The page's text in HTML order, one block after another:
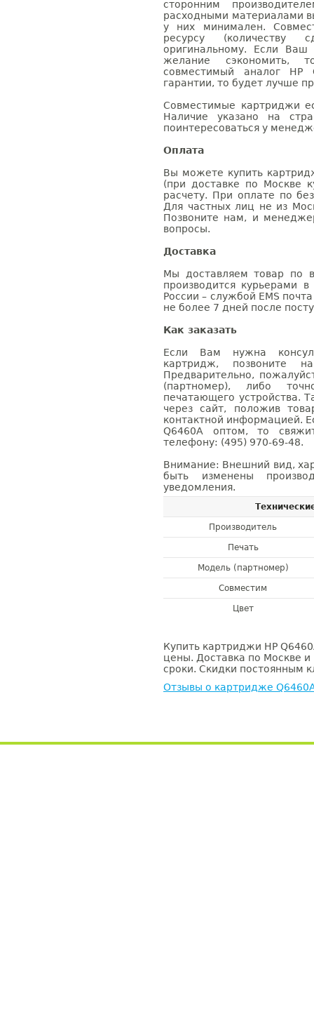
сторонним
расходными материалами
у них минимален.
ресурсу (количеству
оригинальному. Если
желание сэкономить,
совместимый аналог
гарантии, то будет лучше
Совместимые картриджи
Наличие указано на
поинтересоваться у
Оплата
Вы можете купить
(при доставке по Москве
расчету. При оплате по
Для частных лиц не из
Позвоните нам, и
вопросы.
Доставка
Мы доставляем товар по
производится курьерами
России – службой EMS
не более 7 дней после
Как заказать
Если Вам нужна
картридж, позвоните
Предварительно,
(партномер), либо
печатающего устройства.
через сайт, положив
контактной информацией.
Q6460A оптом, то
телефону: (495) 970-69-48.
Внимание: Внешний вид,
быть изменены
уведомления.
Производитель
Печать
Модель (партномер)
Совместим
Цвет
Купить картриджи HP
цены. Доставка по Москве и
сроки. Скидки постоянным
Отзывы о картридже